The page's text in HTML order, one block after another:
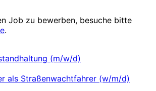
Job zu bewerben, besuche bitte
.
(m/w/d)
als Straßenwachtfahrer (w/m/d)